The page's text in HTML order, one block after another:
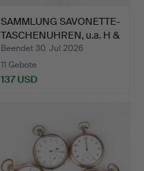
SAMMLUNG SAVONETTE-
TASCHENUHREN, u.a. H &
…
Beendet 30. Jul 2026
11 Gebote
137 USD